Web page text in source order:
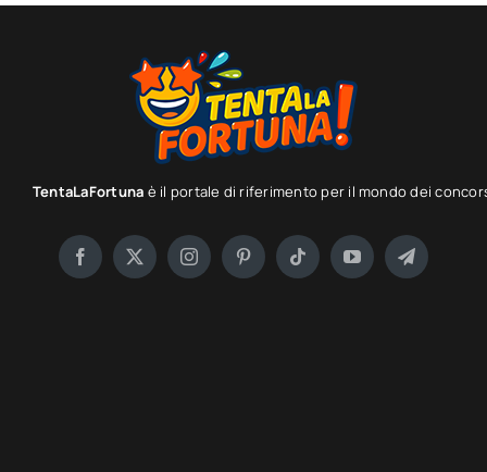
TentaLaFortuna è il portale di riferimento per il mondo dei